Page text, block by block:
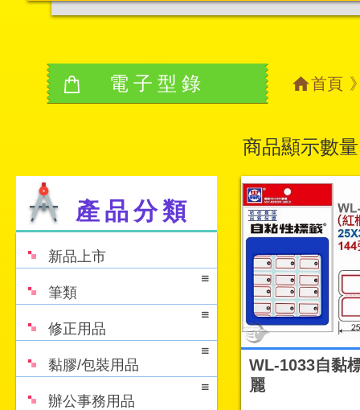
電子型錄 首頁
產品分類
新品上市
筆類
修正用品
黏膠/包裝用品
辦公事務用品
商品顯示數量
WL-1033自黏
麗